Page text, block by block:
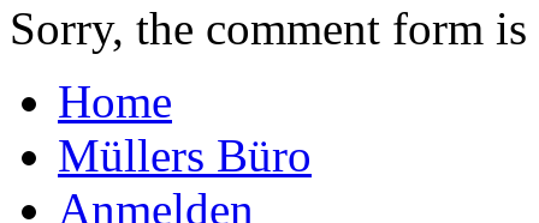
Sorry, the comment form
Home
Müllers Büro
Anmelden